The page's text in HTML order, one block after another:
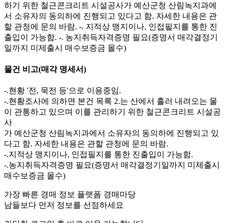
하기 위한 철근콘크리트 시설공사가 예산군청 산림녹지과에
서 소유자의 동의하에 진행되고 있다고 함. 자세한 내용은 관
할 관청에 문의 바람. -. 지적상 맹지이나, 인접필지를 통한 진
출입이 가능함. -. 농지취득자격증명 필요(증명서 매각결정기
일까지 미제출시 매수보증금 몰수)
물건 비고(매각 명세서)
-.현황 '전, 묵전 등'으로 이용중임.
-.현황조사에 의하면 본건 목록 2.는 산에서 흘러 내려오는 물
이 관통하고 있으며 이를 관리하기 위한 철근콘크리트 시설공
사
가 예산군청 산림녹지과에서 소유자의 동의하에 진행되고 있
다고 함. 자세한 내용은 관할 관청에 문의 바람.
-.지적상 맹지이나, 인접필지를 통한 진출입이 가능함.
-.농지취득자격증명 필요(증명서 매각결정기일까지 미제출시
매수보증금 몰수)
가장 빠른 경매 정보 플랫폼 경매마당
남들보다 먼저 정보를 선점하세요